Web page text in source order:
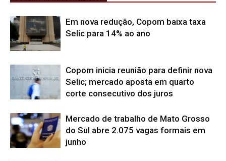
Em nova redução, Copom baixa taxa
Selic para 14% ao ano
Copom inicia reunião para definir nova
Selic; mercado aposta em quarto
corte consecutivo dos juros
Mercado de trabalho de Mato Grosso
do Sul abre 2.075 vagas formais em
junho